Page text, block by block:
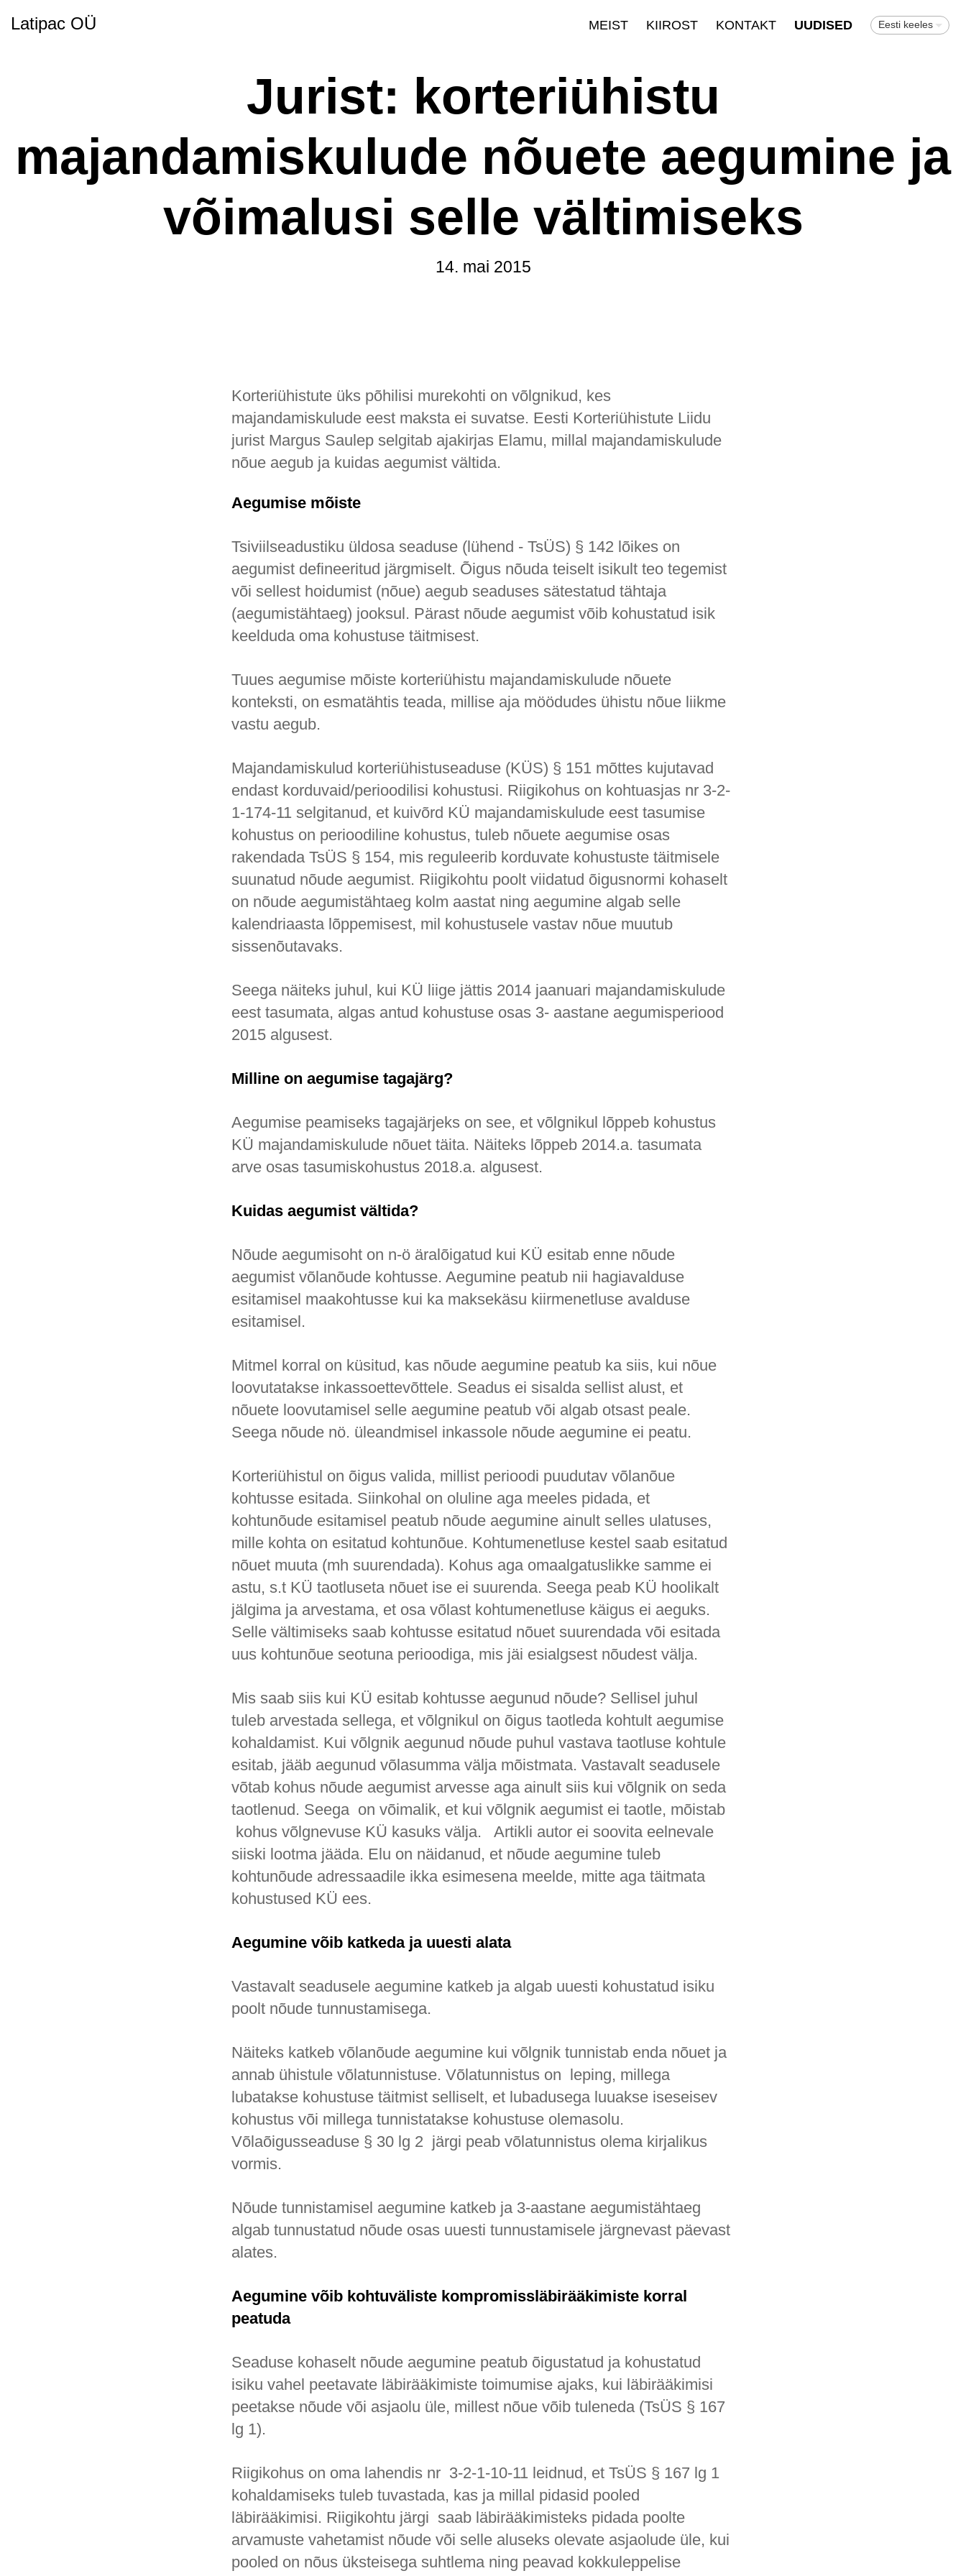
Latipac OÜ MEIST KIIROST KONTAKT UUDISED Eesti keeles
Jurist: korteriühistu
majandamiskulude nõuete aegumine ja
võimalusi selle vältimiseks
14. mai 2015
Korteriühistute üks põhilisi murekohti on võlgnikud, kes
majandamiskulude eest maksta ei suvatse. Eesti Korteriühistute Liidu
jurist Margus Saulep selgitab ajakirjas Elamu, millal majandamiskulude
nõue aegub ja kuidas aegumist vältida.
Aegumise mõiste
Tsiviilseadustiku üldosa seaduse (lühend - TsÜS) § 142 lõikes on
aegumist defineeritud järgmiselt. Õigus nõuda teiselt isikult teo tegemist
või sellest hoidumist (nõue) aegub seaduses sätestatud tähtaja
(aegumistähtaeg) jooksul. Pärast nõude aegumist võib kohustatud isik
keelduda oma kohustuse täitmisest.
Tuues aegumise mõiste korteriühistu majandamiskulude nõuete
konteksti, on esmatähtis teada, millise aja möödudes ühistu nõue liikme
vastu aegub.
Majandamiskulud korteriühistuseaduse (KÜS) § 151 mõttes kujutavad
endast korduvaid/perioodilisi kohustusi. Riigikohus on kohtuasjas nr 3-2-
1-174-11 selgitanud, et kuivõrd KÜ majandamiskulude eest tasumise
kohustus on perioodiline kohustus, tuleb nõuete aegumise osas
rakendada TsÜS § 154, mis reguleerib korduvate kohustuste täitmisele
suunatud nõude aegumist. Riigikohtu poolt viidatud õigusnormi kohaselt
on nõude aegumistähtaeg kolm aastat ning aegumine algab selle
kalendriaasta lõppemisest, mil kohustusele vastav nõue muutub
sissenõutavaks.
Seega näiteks juhul, kui KÜ liige jättis 2014 jaanuari majandamiskulude
eest tasumata, algas antud kohustuse osas 3- aastane aegumisperiood
2015 algusest.
Milline on aegumise tagajärg?
Aegumise peamiseks tagajärjeks on see, et võlgnikul lõppeb kohustus
KÜ majandamiskulude nõuet täita. Näiteks lõppeb 2014.a. tasumata
arve osas tasumiskohustus 2018.a. algusest.
Kuidas aegumist vältida?
Nõude aegumisoht on n-ö äralõigatud kui KÜ esitab enne nõude
aegumist võlanõude kohtusse. Aegumine peatub nii hagiavalduse
esitamisel maakohtusse kui ka maksekäsu kiirmenetluse avalduse
esitamisel.
Mitmel korral on küsitud, kas nõude aegumine peatub ka siis, kui nõue
loovutatakse inkassoettevõttele. Seadus ei sisalda sellist alust, et
nõuete loovutamisel selle aegumine peatub või algab otsast peale.
Seega nõude nö. üleandmisel inkassole nõude aegumine ei peatu.
Korteriühistul on õigus valida, millist perioodi puudutav võlanõue
kohtusse esitada. Siinkohal on oluline aga meeles pidada, et
kohtunõude esitamisel peatub nõude aegumine ainult selles ulatuses,
mille kohta on esitatud kohtunõue. Kohtumenetluse kestel saab esitatud
nõuet muuta (mh suurendada). Kohus aga omaalgatuslikke samme ei
astu, s.t KÜ taotluseta nõuet ise ei suurenda. Seega peab KÜ hoolikalt
jälgima ja arvestama, et osa võlast kohtumenetluse käigus ei aeguks.
Selle vältimiseks saab kohtusse esitatud nõuet suurendada või esitada
uus kohtunõue seotuna perioodiga, mis jäi esialgsest nõudest välja.
Mis saab siis kui KÜ esitab kohtusse aegunud nõude? Sellisel juhul
tuleb arvestada sellega, et võlgnikul on õigus taotleda kohtult aegumise
kohaldamist. Kui võlgnik aegunud nõude puhul vastava taotluse kohtule
esitab, jääb aegunud võlasumma välja mõistmata. Vastavalt seadusele
võtab kohus nõude aegumist arvesse aga ainult siis kui võlgnik on seda
taotlenud. Seega on võimalik, et kui võlgnik aegumist ei taotle, mõistab
kohus võlgnevuse KÜ kasuks välja. Artikli autor ei soovita eelnevale
siiski lootma jääda. Elu on näidanud, et nõude aegumine tuleb
kohtunõude adressaadile ikka esimesena meelde, mitte aga täitmata
kohustused KÜ ees.
Aegumine võib katkeda ja uuesti alata
Vastavalt seadusele aegumine katkeb ja algab uuesti kohustatud isiku
poolt nõude tunnustamisega.
Näiteks katkeb võlanõude aegumine kui võlgnik tunnistab enda nõuet ja
annab ühistule võlatunnistuse. Võlatunnistus on leping, millega
lubatakse kohustuse täitmist selliselt, et lubadusega luuakse iseseisev
kohustus või millega tunnistatakse kohustuse olemasolu.
Võlaõigusseaduse § 30 lg 2 järgi peab võlatunnistus olema kirjalikus
vormis.
Nõude tunnistamisel aegumine katkeb ja 3-aastane aegumistähtaeg
algab tunnustatud nõude osas uuesti tunnustamisele järgnevast päevast
alates.
Aegumine võib kohtuväliste kompromissläbirääkimiste korral
peatuda
Seaduse kohaselt nõude aegumine peatub õigustatud ja kohustatud
isiku vahel peetavate läbirääkimiste toimumise ajaks, kui läbirääkimisi
peetakse nõude või asjaolu üle, millest nõue võib tuleneda (TsÜS § 167
lg 1).
Riigikohus on oma lahendis nr 3-2-1-10-11 leidnud, et TsÜS § 167 lg 1
kohaldamiseks tuleb tuvastada, kas ja millal pidasid pooled
läbirääkimisi. Riigikohtu järgi saab läbirääkimisteks pidada poolte
arvamuste vahetamist nõude või selle aluseks olevate asjaolude üle, kui
pooled on nõus üksteisega suhtlema ning peavad kokkuleppelise